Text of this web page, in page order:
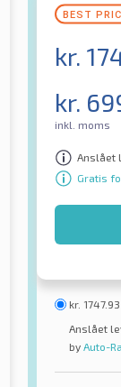
kr.
kr.
inkl. moms
Anslået
Gratis
kr. 1747.93
Anslået
by Auto-